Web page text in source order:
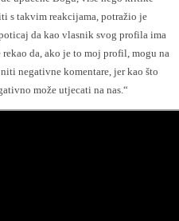
s takvim reakcijama, potražio je
da kao vlasnik svog profila ima
da, ako je to moj profil, mogu na
negativne komentare, jer kao što
može utjecati na nas.“